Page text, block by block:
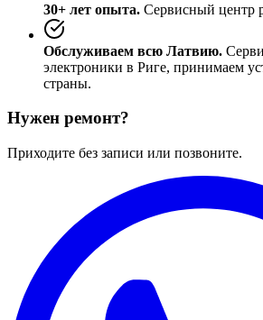
30+ лет опыта. Сервисный центр
Обслуживаем всю Латвию.
электроники в Риге, принимаем
страны.
Нужен ремонт?
Приходите без записи или позвоните.